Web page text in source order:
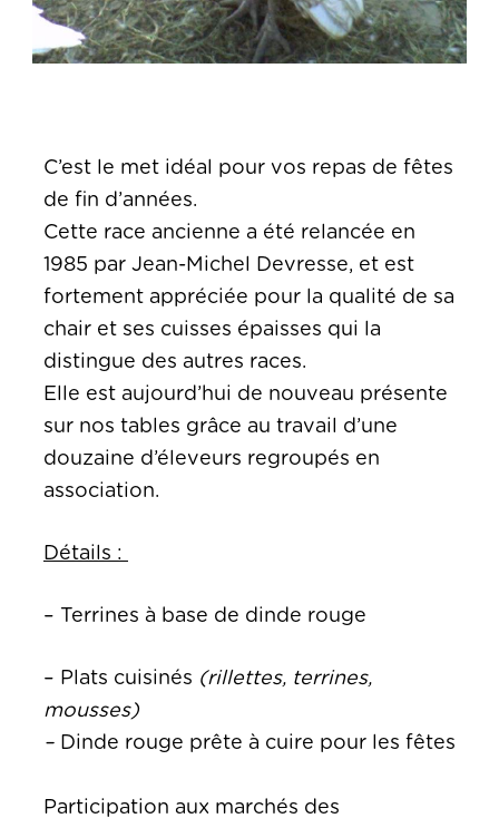
C’est le met idéal pour vos repas de fêtes
de fin d’années.
Cette race ancienne a été relancée en
1985 par Jean-Michel Devresse, et est
fortement appréciée pour la qualité de sa
chair et ses cuisses épaisses qui la
distingue des autres races.
Elle est aujourd’hui de nouveau présente
sur nos tables grâce au travail d’une
douzaine d’éleveurs regroupés en
association.
Détails :
– Terrines à base de dinde rouge
– Plats cuisinés (rillettes, terrines,
mousses)
– Dinde rouge prête à cuire pour les fêtes
Participation aux marchés des